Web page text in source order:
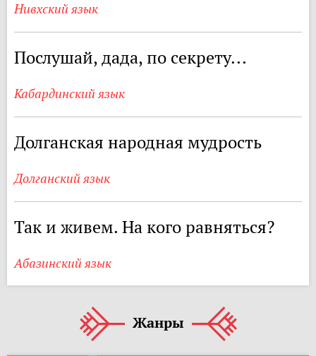
Нивхский язык
Послушай, дада, по секрету...
Кабардинский язык
Долганская народная мудрость
Долганский язык
Так и живем. На кого равняться?
Абазинский язык
Жанры